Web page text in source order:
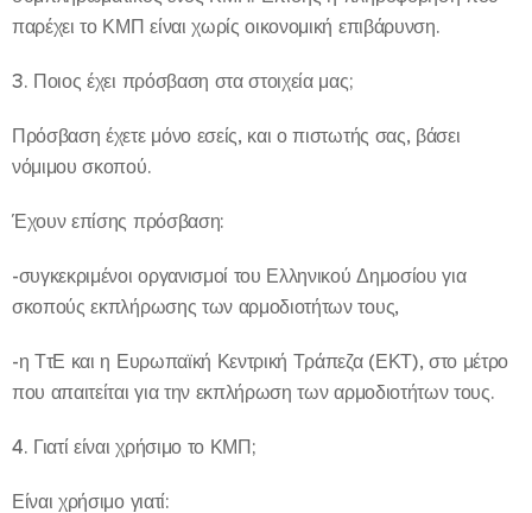
παρέχει το ΚΜΠ είναι χωρίς οικονομική επιβάρυνση.
3. Ποιος έχει πρόσβαση στα στοιχεία μας;
Πρόσβαση έχετε μόνο εσείς, και ο πιστωτής σας, βάσει
νόμιμου σκοπού.
Έχουν επίσης πρόσβαση:
-συγκεκριμένοι οργανισμοί του Ελληνικού Δημοσίου για
σκοπούς εκπλήρωσης των αρμοδιοτήτων τους,
-η ΤτΕ και η Ευρωπαϊκή Κεντρική Τράπεζα (ΕΚΤ), στο μέτρο
που απαιτείται για την εκπλήρωση των αρμοδιοτήτων τους.
4. Γιατί είναι χρήσιμο το ΚΜΠ;
Είναι χρήσιμο γιατί: